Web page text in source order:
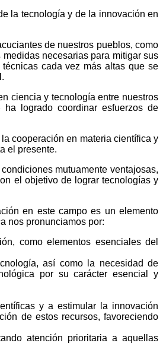
la tecnología y de la innovación en
de nuestros pueblos, como
necesarias para mitigar sus
cada vez más altas que se
ciencia y tecnología entre nuestros
logrado coordinar esfuerzos de
cooperación en materia científica y
el presente.
mutuamente ventajosas,
el objetivo de lograr tecnologías y
en este campo es un elemento
nos pronunciamos por:
como elementos esenciales del
así como la necesidad de
por su carácter esencial y
y a estimular la innovación
de estos recursos, favoreciendo
atención prioritaria a aquellas